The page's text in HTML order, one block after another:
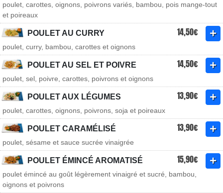
poulet, carottes, oignons, poivrons variés, bambou, pois mange-tout
et poireaux
POULET AU CURRY 14,50€
poulet, curry, bambou, carottes et oignons
POULET AU SEL ET POIVRE 14,50€
poulet, sel, poivre, carottes, poivrons et oignons
POULET AUX LÉGUMES 13,90€
poulet, carottes, oignons, poivrons, soja et poireaux
POULET CARAMÉLISÉ 13,90€
poulet, sésame et sauce sucrée vinaigrée
POULET ÉMINCÉ AROMATISÉ 15,90€
poulet émincé au goût légèrement vinaigré et sucré, bambou,
oignons et poivrons